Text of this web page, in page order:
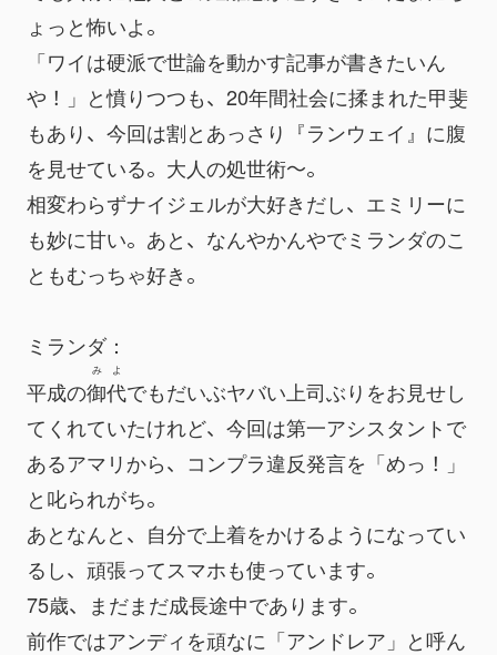
ょっと怖いよ。
「ワイは硬派で世論を動かす記事が書きたいん
や！」と憤りつつも、20年間社会に揉まれた甲斐
もあり、今回は割とあっさり『ランウェイ』に腹
を見せている。大人の処世術～。
相変わらずナイジェルが大好きだし、エミリーに
も妙に甘い。あと、なんやかんやでミランダのこ
ともむっちゃ好き。
ミランダ：
平成の御代
みよ
でもだいぶヤバい上司ぶりをお見せし
てくれていたけれど、今回は第一アシスタントで
あるアマリから、コンプラ違反発言を「めっ！」
と叱られがち。
あとなんと、自分で上着をかけるようになってい
るし、頑張ってスマホも使っています。
75歳、まだまだ成長途中であります。
前作ではアンディを頑なに「アンドレア」と呼ん